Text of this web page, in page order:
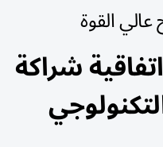
القوة
شراكة